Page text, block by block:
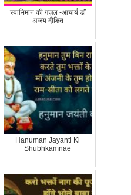
स्वाभिमान की गज़ल -आचार्य डॉ
अजय दीक्षित
Hanuman Jayanti Ki
Shubhkamnae